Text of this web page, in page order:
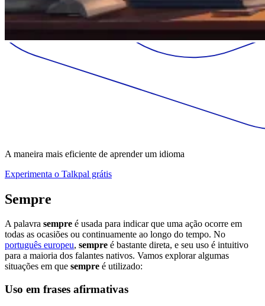
A maneira mais eficiente de aprender um idioma
Experimenta o Talkpal grátis
Sempre
A palavra sempre é usada para indicar que uma ação ocorre em
todas as ocasiões ou continuamente ao longo do tempo. No
português europeu, sempre é bastante direta, e seu uso é intuitivo
para a maioria dos falantes nativos. Vamos explorar algumas
situações em que sempre é utilizado:
Uso em frases afirmativas